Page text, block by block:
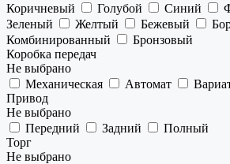
Коричневый
Голубой Синий
Зеленый
Желтый Бежевый
Комбинированный
Бронзовый
Коробка передач
Не выбрано
Механическая
Автомат
Привод
Не выбрано
Передний
Задний
Полный
Торг
Не выбрано